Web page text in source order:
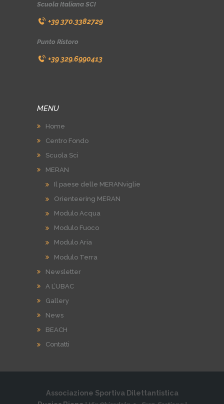
Scuola Italiana SCI
+39 370.3382729
Punto Ristoro
+39 329.6990413
MENU
Home
Centro Fondo
Scuola Sci
MERAN
Il paese delle MERANviglie
Orienteering MERAN
Modulo Acqua
Modulo Fuoco
Modulo Aria
Modulo Terra
Newsletter
A L’UBAC
Gallery
News
BEACH
Contatti
Associazione Sportiva Dilettantistica